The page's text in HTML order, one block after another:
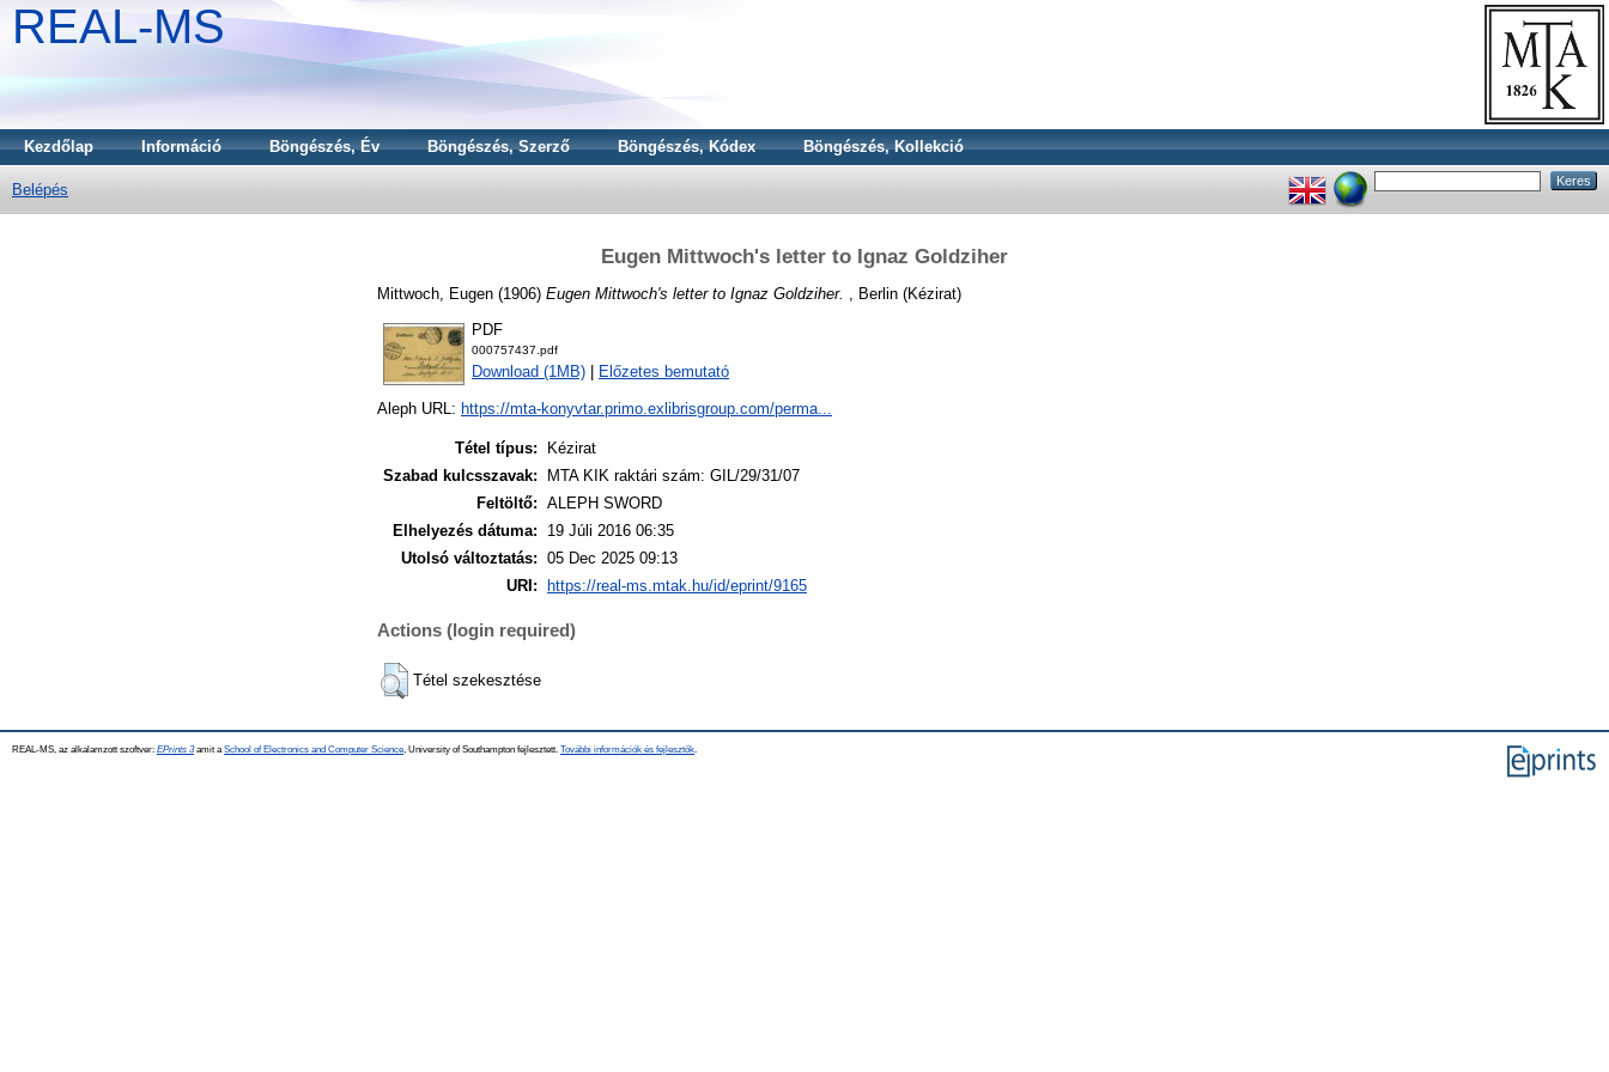
REAL-MS
Kezdőlap Információ Böngészés, Év Böngészés, Szerző Böngészés, Kódex Böngészés, Kollekció
Belépés
Eugen Mittwoch's letter to Ignaz Goldziher
Mittwoch, Eugen (1906) Eugen Mittwoch's letter to Ignaz Goldziher. , Berlin (Kézirat)
PDF
000757437.pdf
Download (1MB) Előzetes bemutató
Aleph URL: https://mta-konyvtar.primo.exlibrisgroup.com/perma...
Tétel típus:
Kézirat
Szabad kulcsszavak:
MTA KIK raktári szám: GIL/29/31/07
Feltöltő: ALEPH SWORD
Elhelyezés dátuma:
19 Júli 2016 06:35
Utolsó változtatás: 05 Dec 2025 09:13
URI:
https://real-ms.mtak.hu/id/eprint/9165
Actions (login required)
Tétel szekesztése
REAL-MS, az alkalamzott szoftver: EPrints 3amit a School of Electronics and Computer Science , University of Southampton fejlesztett. További információk és fejlesztők